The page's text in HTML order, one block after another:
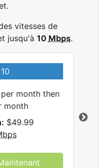
vitesses de
jusqu'à 10 Mbps.
per month then
month
$49.99